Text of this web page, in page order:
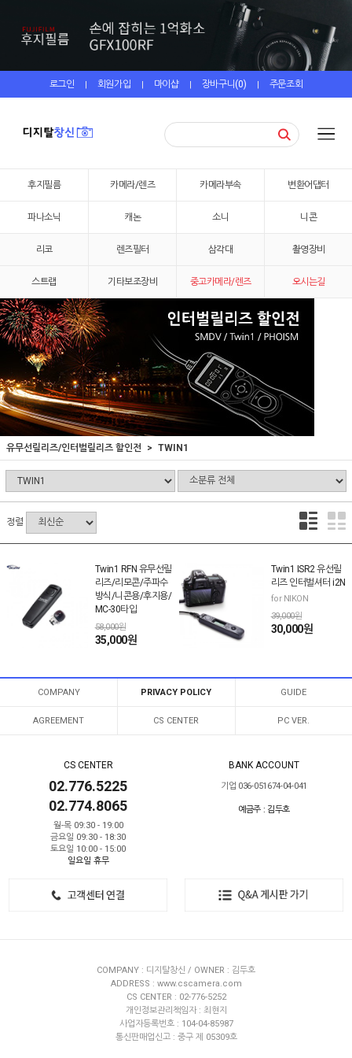
로그인 | 회원가입 | 마이샵 | 장바구니(0) | 주문조회
후지필름 카메라/렌즈 카메라부속 변환어댑터
파나소닉 캐논 소니 니콘
리코 렌즈필터 삼각대 촬영장비
스트랩 기타보조장비 중고카메라/렌즈 오시는길
유무선릴리즈/인터벌릴리즈 할인전 TWIN1
정렬
Twin1 RFN 유무선릴
리즈/리모콘/주파수
방식/니콘용/후지용/
MC-30타입
58,000원
35,000원
Twin1 ISR2 유선릴
리즈 인터벌셔터 i2N
for NIKON
39,000원
30,000원
COMPANY PRIVACY POLICY GUIDE
AGREEMENT CS CENTER PC VER.
CS CENTER
02.776.5225
02.774.8065
월-목 09:30 - 19:00
금요일 09:30 - 18:30
토요일 10:00 - 15:00
일요일 휴무
BANK ACCOUNT
기업 036-051674-04-041
예금주 : 김두호
COMPANY : 디지탈창신 / OWNER : 김두호
ADDRESS : www.cscamera.com
CS CENTER : 02-776-5252
개인정보관리책임자 : 최현지
사업자등록번호 : 104-04-85987
통신판매업신고 : 중구 제 05309호